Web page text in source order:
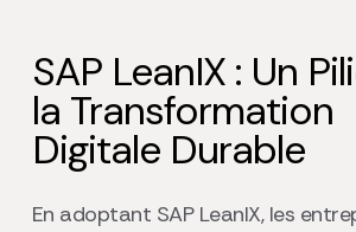
SAP LeanIX : Un
la Transformation
Digitale Durable
En adoptant SAP LeanIX, les